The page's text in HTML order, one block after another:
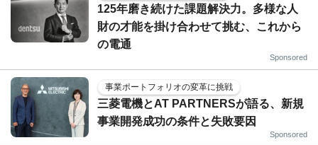
125年磨き続けた課題解決力。多様な人
財の才能を掛け合わせて挑む、これから
の電通
Sponsored
事業ポートフォリオの変革に挑戦
三菱電機とAT PARTNERSが語る、新規
事業開発成功の条件と失敗要因
Sponsored